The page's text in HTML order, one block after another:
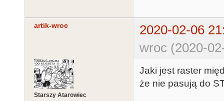
artik-wroc
2020-02-06
wroc (2020-
Starszy Atarowiec
Jaki jest raster
że nie pasują do